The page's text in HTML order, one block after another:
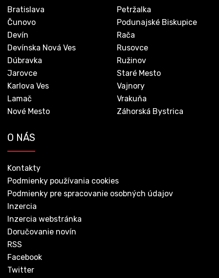
Bratislava
Čunovo
Devín
Devínska Nová Ves
Dúbravka
Jarovce
Karlova Ves
Lamač
Nové Mesto
Petržalka
Podunajské Biskupice
Rača
Rusovce
Ružinov
Staré Mesto
Vajnory
Vrakuňa
Záhorská Bystrica
O NÁS
Kontakty
Podmienky používania cookies
Podmienky pre spracovanie osobných údajov
Inzercia
Inzercia webstránka
Doručovanie novín
RSS
Facebook
Twitter